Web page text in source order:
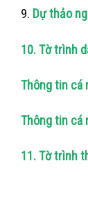
9. Dự thảo
10. Tờ trình
Thông tin cá
Thông tin cá
11. Tờ trình